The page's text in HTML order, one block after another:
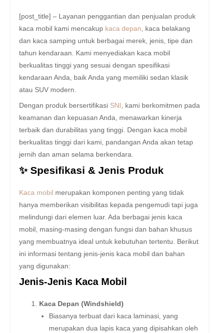
[post_title] – Layanan penggantian dan penjualan produk
kaca mobil kami mencakup kaca depan , kaca belakang
dan kaca samping untuk berbagai merek, jenis, tipe dan
tahun kendaraan. Kami menyediakan kaca mobil
berkualitas tinggi yang sesuai dengan spesifikasi
kendaraan Anda, baik Anda yang memiliki sedan klasik
atau SUV modern.
Dengan produk bersertifikasi SNI
, kami berkomitmen pada
keamanan dan kepuasan Anda, menawarkan kinerja
terbaik dan durabilitas yang tinggi. Dengan kaca mobil
berkualitas tinggi dari kami, pandangan Anda akan tetap
jernih dan aman selama berkendara.
✨ Spesifikasi & Jenis Produk
Kaca mobil merupakan komponen penting yang tidak
hanya memberikan visibilitas kepada pengemudi tapi juga
melindungi dari elemen luar. Ada berbagai jenis kaca
mobil, masing-masing dengan fungsi dan bahan khusus
yang membuatnya ideal untuk kebutuhan tertentu. Berikut
ini informasi tentang jenis-jenis kaca mobil dan bahan
yang digunakan:
Jenis-Jenis Kaca Mobil
Kaca Depan (Windshield)
Biasanya terbuat dari kaca laminasi, yang
merupakan dua lapis kaca yang dipisahkan oleh